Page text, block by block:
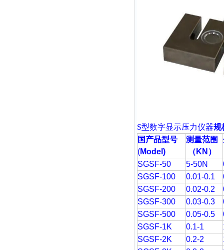
S型数字显示压力仪器规
国产品型号
(Model)
测量范围
（ KN ）
SGSF-50
5-50N
SGSF-100
0.01-0.1
SGSF-200
0.02-0.2
SGSF-300
0.03-0.3
SGSF-500
0.05-0.5
SGSF-1K
0.1-1
SGSF-2K
0.2-2